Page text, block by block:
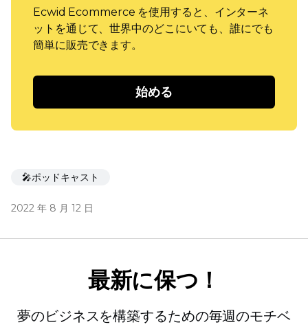
Ecwid Ecommerce を使用すると、インターネ
ットを通じて、世界中のどこにいても、誰にでも
簡単に販売できます。
始める
🎤ポッドキャスト
2022 年 8 月 12 日
最新に保つ！
夢のビジネスを構築するための毎週のモチベ